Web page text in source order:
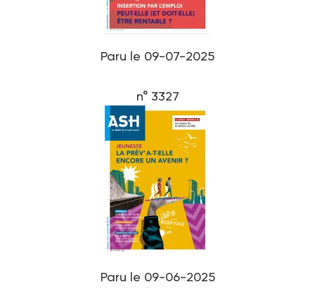
Paru le 09-07-2025
n° 3327
Paru le 09-06-2025